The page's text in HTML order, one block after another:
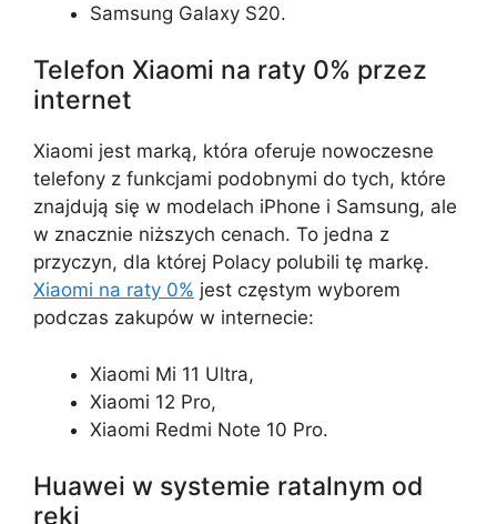
Samsung Galaxy S20.
Telefon Xiaomi na raty 0% przez
internet
Xiaomi jest marką, która oferuje nowoczesne
telefony z funkcjami podobnymi do tych, które
znajdują się w modelach iPhone i Samsung, ale
w znacznie niższych cenach. To jedna z
przyczyn, dla której Polacy polubili tę markę.
Xiaomi na raty 0% jest częstym wyborem
podczas zakupów w internecie:
Xiaomi Mi 11 Ultra,
Xiaomi 12 Pro,
Xiaomi Redmi Note 10 Pro.
Huawei w systemie ratalnym od
ręki